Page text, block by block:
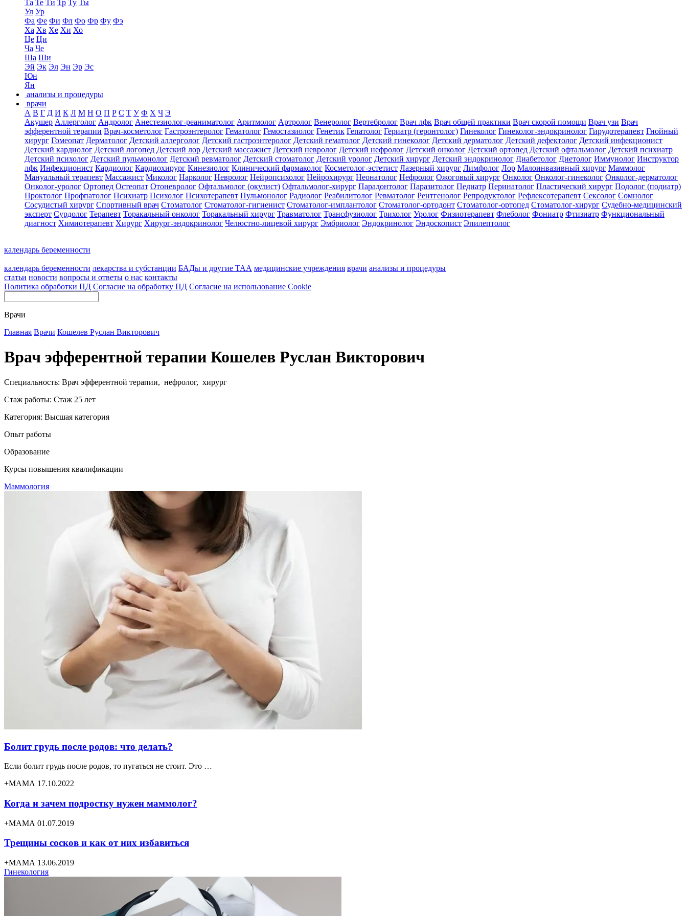
Та Те Ти Тр Ту Ты
Ул Ур
Фа Фе Фи Фл Фо Фр Фу Фэ
Ха Хв Хе Хи Хо
Це Ци
Ча Че
Ша Ши
Эй Эк Эл Эн Эр Эс
Юн
Ян
анализы и процедуры
врачи
А В Г Д И К Л М Н О П Р С Т У Ф Х Ч Э
Акушер Аллерголог Андролог Анестезиолог-реаниматолог Аритмолог Артролог Венеролог Вертебролог Врач лфк Врач общей практики Врач скорой помощи Врач узи Врач
эфферентной терапии Врач-косметолог Гастроэнтеролог Гематолог Гемостазиолог Генетик Гепатолог Гериатр (геронтолог) Гинеколог Гинеколог-эндокринолог Гирудотерапевт Гнойный
хирург Гомеопат Дерматолог Детский аллерголог Детский гастроэнтеролог Детский гематолог Детский гинеколог Детский дерматолог Детский дефектолог Детский инфекционист
Детский кардиолог Детский логопед Детский лор Детский массажист Детский невролог Детский нефролог Детский онколог Детский ортопед Детский офтальмолог Детский психиатр
Детский психолог Детский пульмонолог Детский ревматолог Детский стоматолог Детский уролог Детский хирург Детский эндокринолог Диабетолог Диетолог Иммунолог Инструктор
лфк Инфекционист Кардиолог Кардиохирург Кинезиолог Клинический фармаколог Косметолог-эстетист Лазерный хирург Лимфолог Лор Малоинвазивный хирург Маммолог
Мануальный терапевт Массажист Миколог Нарколог Невролог Нейропсихолог Нейрохирург Неонатолог Нефролог Ожоговый хирург Онколог Онколог-гинеколог Онколог-дерматолог
Онколог-уролог Ортопед Остеопат Отоневролог Офтальмолог (окулист) Офтальмолог-хирург Парадонтолог Паразитолог Педиатр Перинатолог Пластический хирург Подолог (подиатр)
Проктолог Профпатолог Психиатр Психолог Психотерапевт Пульмонолог Радиолог Реабилитолог Ревматолог Рентгенолог Репродуктолог Рефлексотерапевт Сексолог Сомнолог
Сосудистый хирург Спортивный врач Стоматолог Стоматолог-гигиенист Стоматолог-имплантолог Стоматолог-ортодонт Стоматолог-ортопед Стоматолог-хирург Судебно-медицинский
эксперт Сурдолог Терапевт Торакальный онколог Торакальный хирург Травматолог Трансфузиолог Трихолог Уролог Физиотерапевт Флеболог Фониатр Фтизиатр Функциональный
диагност Химиотерапевт Хирург Хирург-эндокринолог Челюстно-лицевой хирург Эмбриолог Эндокринолог Эндоскопист Эпилептолог
календарь беременности
календарь беременности лекарства и субстанции БАДы и другие ТАА медицинские учреждения врачи анализы и процедуры
статьи новости вопросы и ответы о нас контакты
Политика обработки ПД Согласие на обработку ПД Согласие на использование Cookie
Врачи
Главная Врачи Кошелев Руслан Викторович
Врач эфферентной терапии Кошелев Руслан Викторович
Специальность: Врач эфферентной терапии, нефролог, хирург
Стаж работы: Стаж 25 лет
Категория: Высшая категория
Опыт работы
Образование
Курсы повышения квалификации
Маммология
Болит грудь после родов: что делать?
Если болит грудь после родов, то пугаться не стоит. Это …
+МАМА 17.10.2022
Когда и зачем подростку нужен маммолог?
+МАМА 01.07.2019
Трещины сосков и как от них избавиться
+МАМА 13.06.2019
Гинекология